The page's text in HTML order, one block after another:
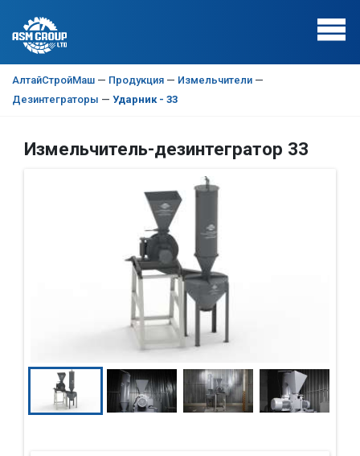
АлтайСтройМаш — Продукция — Измельчители —
Дезинтеграторы — Ударник - 33
Измельчитель-дезинтегратор 33